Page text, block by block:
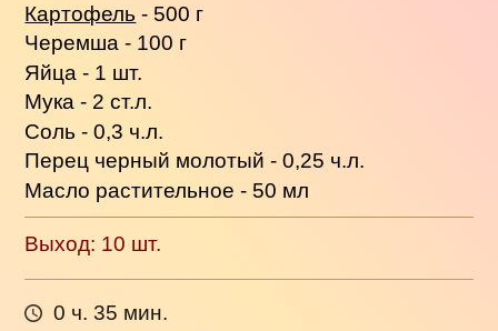
Картофель - 500 г
Черемша - 100 г
Яйца - 1 шт.
Мука - 2 ст.л.
Соль - 0,3 ч.л.
Перец черный молотый - 0,25 ч.л.
Масло растительное - 50 мл
Выход: 10 шт.
0 ч. 35 мин.